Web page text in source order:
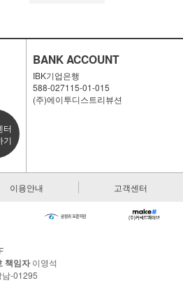
터
기
BANK ACCOUNT
IBK기업은행
588-027115-01-015
(주)에이투디스트리뷰션
이용안내 고객센터
책임자이영석
-01295